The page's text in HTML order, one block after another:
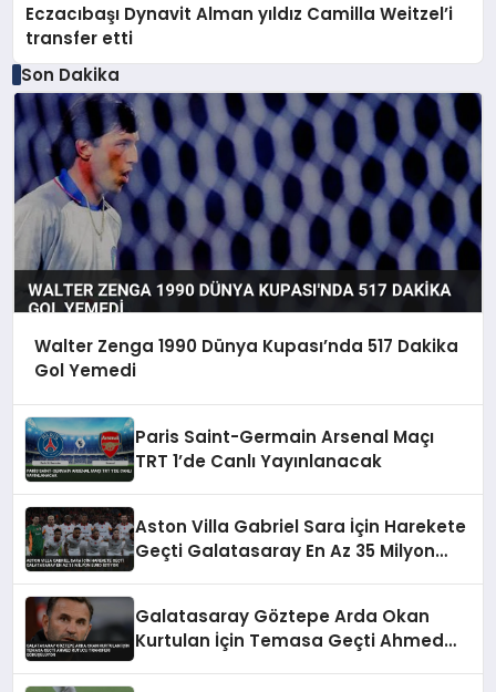
Eczacıbaşı Dynavit Alman yıldız Camilla Weitzel’i
transfer etti
Son Dakika
Walter Zenga 1990 Dünya Kupası’nda 517 Dakika
Gol Yemedi
Paris Saint-Germain Arsenal Maçı
TRT 1’de Canlı Yayınlanacak
Aston Villa Gabriel Sara İçin Harekete
Geçti Galatasaray En Az 35 Milyon
Galatasaray Göztepe Arda Okan
Kurtulan İçin Temasa Geçti Ahmed